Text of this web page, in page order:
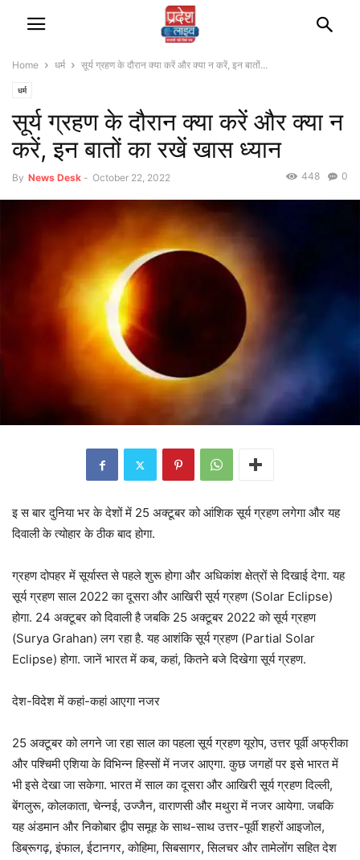
Home धर्म सूर्य ग्रहण के दौरान क्या करें और क्या न करें, इन बातों...
धर्म
सूर्य ग्रहण के दौरान क्या करें और क्या न
करें, इन बातों का रखें खास ध्यान
By News Desk - October 22, 2022 0
448
इ स बार दुनिया भर के देशों में 25 अक्टूबर को आंशिक सूर्य ग्रहण लगेगा और यह
दिवाली के त्योहार के ठीक बाद होगा.
ग्रहण दोपहर में सूर्यास्त से पहले शुरू होगा और अधिकांश क्षेत्रों से दिखाई देगा. यह
सूर्य ग्रहण साल 2022 का दूसरा और आखिरी सूर्य ग्रहण (Solar Eclipse)
होगा. 24 अक्टूबर को दिवाली है जबकि 25 अक्टूबर 2022 को सूर्य ग्रहण
(Surya Grahan) लग रहा है. यह आशंकि सूर्य ग्रहण (Partial Solar
Eclipse) होगा. जानें भारत में कब, कहां, कितने बजे दिखेगा सूर्य ग्रहण.
देश-विदेश में कहां-कहां आएगा नजर
25 अक्टूबर को लगने जा रहा साल का पहला सूर्य ग्रहण यूरोप, उत्तर पूर्वी अफ्रीका
और पश्चिमी एशिया के विभिन्न हिस्सों में नजर आएगा. कुछ जगहों पर इसे भारत में
भी इसे देखा जा सकेगा. भारत में साल का दूसरा और आखिरी सूर्य ग्रहण दिल्ली,
बेंगलुरू, कोलकाता, चेन्नई, उज्जैन, वाराणसी और मथुरा में नजर आयेगा. जबकि
यह अंडमान और निकोबार द्वीप समूह के साथ-साथ उत्तर-पूर्वी शहरों आइजोल,
डिब्रूगढ़, इंफाल, ईटानगर, कोहिमा, सिबसागर, सिलचर और तामेलोंग सहित देश